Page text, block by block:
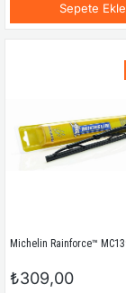
Sepete Ekle
₺309,00